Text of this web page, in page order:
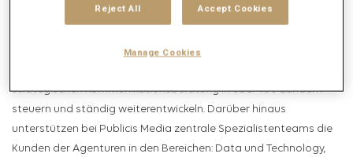
Mediaagenturnetzwerk und Teil des französischen
lebt Publicis Media durch seine globalen Agenturmarken Zenith,
strategischen Kommunikationsberatung in über 100 Ländern
steuern und ständig weiterentwickeln. Darüber hinaus
unterstützen bei Publicis Media zentrale Spezialistenteams die
Kunden der Agenturen in den Bereichen: Data und Technology,
Reject All Accept Cookies
Manage Cookies